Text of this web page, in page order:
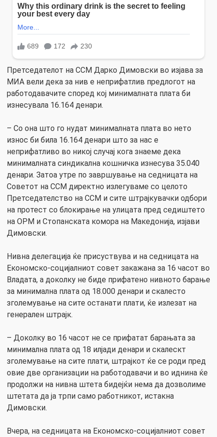
Претседателот на ССМ Дарко Димовски во изјава за
МИА вели дека за нив е неприфатлив предлогот на
работодавачите според кој минималната плата би
изнесувала 16.164 денари.
– Со она што го нудат минималната плата во нето
износ би била 16.164 денари што за нас е
неприфатливо во никој случај кога знаеме дека
минималната синдикална кошничка изнесува 35.040
денари. Затоа утре по завршување на седницата на
Советот на ССМ директно излегуваме со целото
Претседателство на ССМ и сите штрајкувачки одбори
на протест со блокирање на улицата пред седиштето
на ОРМ и Стопанската комора на Македонија, изјави
Димовски.
Нивна делегација ќе присуствува и на седницата на
Економско-социјалниот совет закажана за 16 часот во
Владата, а доколку не биде прифатено нивното барање
за минимална плата од 18.000 денари и скалесто
зголемување на сите останати плати, ќе излезат на
генерален штрајк.
– Доколку во 16 часот не се прифатат барањата за
минимална плата од 18 илјади денари и скалескт
зголемување на сите плати, штрајкот ќе се роди пред
овие две организации на работодавачи и во иднина ќе
продолжи на нивна штета бидејќи нема да дозволиме
штетата да ја трпи само работникот, истакна
Димовски.
Вчера, на седницата на Економско-социјалниот совет